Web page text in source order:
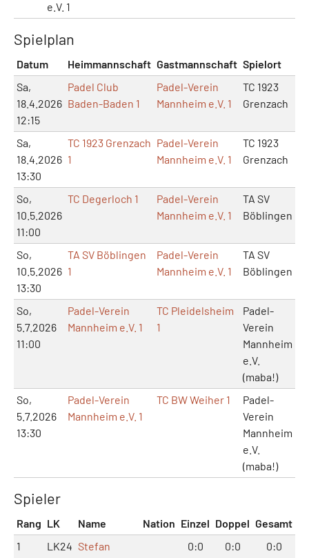
e.V. 1
Spielplan
Datum Heimmannschaft Gastmannschaft Spielort
Sa,
18.4.2026
12:15
Padel Club
Baden-Baden 1
Padel-Verein
Mannheim e.V. 1
TC 1923
Grenzach
Sa,
18.4.2026
13:30
TC 1923 Grenzach
1
Padel-Verein
Mannheim e.V. 1
TC 1923
Grenzach
So,
10.5.2026
11:00
TC Degerloch 1
Padel-Verein
Mannheim e.V. 1
TA SV
Böblingen
So,
10.5.2026
13:30
TA SV Böblingen
1
Padel-Verein
Mannheim e.V. 1
TA SV
Böblingen
So,
5.7.2026
11:00
Padel-Verein
Mannheim e.V. 1
TC Pleidelsheim
1
Padel-
Verein
Mannheim
e.V.
(maba!)
So,
5.7.2026
13:30
Padel-Verein
Mannheim e.V. 1
TC BW Weiher 1
Padel-
Verein
Mannheim
e.V.
(maba!)
Spieler
Rang LK Name Nation Einzel Doppel Gesamt
1
LK24 Stefan
0:0 0:0 0:0